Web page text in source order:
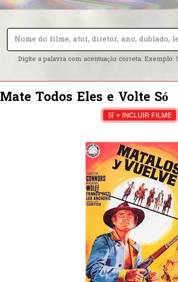
Digite a palavra com acentuação correta. Exemplo:
Mate Todos Eles e Volte Só
🛒 + INCLUIR FILME